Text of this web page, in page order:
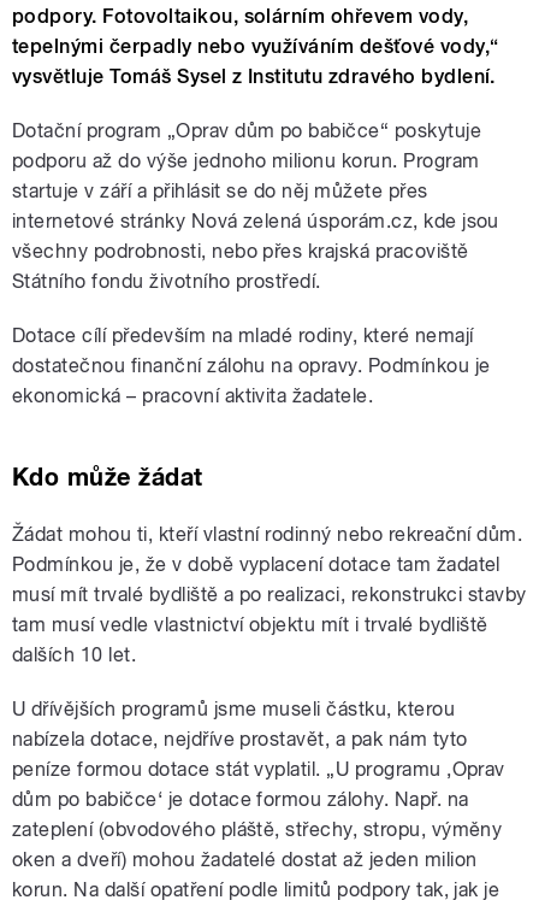
podpory. Fotovoltaikou, solárním ohřevem vody,
tepelnými čerpadly nebo využíváním dešťové vody,“
vysvětluje Tomáš Sysel z Institutu zdravého bydlení.
Dotační program „Oprav dům po babičce“ poskytuje
podporu až do výše jednoho milionu korun. Program
startuje v září a přihlásit se do něj můžete přes
internetové stránky Nová zelená úsporám.cz, kde jsou
všechny podrobnosti, nebo přes krajská pracoviště
Státního fondu životního prostředí.
Dotace cílí především na mladé rodiny, které nemají
dostatečnou finanční zálohu na opravy. Podmínkou je
ekonomická – pracovní aktivita žadatele.
Kdo může žádat
Žádat mohou ti, kteří vlastní rodinný nebo rekreační dům.
Podmínkou je, že v době vyplacení dotace tam žadatel
musí mít trvalé bydliště a po realizaci, rekonstrukci stavby
tam musí vedle vlastnictví objektu mít i trvalé bydliště
dalších 10 let.
U dřívějších programů jsme museli částku, kterou
nabízela dotace, nejdříve prostavět, a pak nám tyto
peníze formou dotace stát vyplatil. „U programu ‚Oprav
dům po babičce‘ je dotace formou zálohy. Např. na
zateplení (obvodového pláště, střechy, stropu, výměny
oken a dveří) mohou žadatelé dostat až jeden milion
korun. Na další opatření podle limitů podpory tak, jak je